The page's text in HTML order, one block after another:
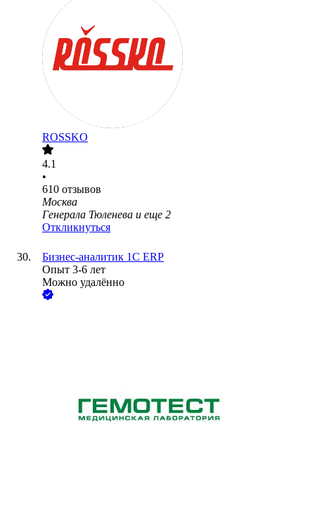
ROSSKO
4.1
•
610 отзывов
Москва
Генерала Тюленева и еще 2
Откликнуться
Бизнес-аналитик 1С ERP
Опыт 3-6 лет
Можно удалённо